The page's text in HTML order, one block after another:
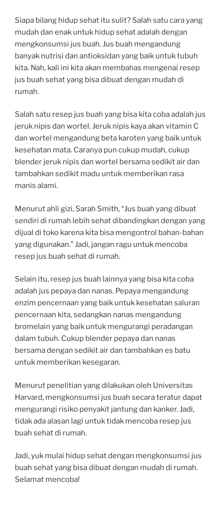
Siapa bilang hidup sehat itu sulit? Salah satu cara yang
mudah dan enak untuk hidup sehat adalah dengan
mengkonsumsi jus buah. Jus buah mengandung
banyak nutrisi dan antioksidan yang baik untuk tubuh
kita. Nah, kali ini kita akan membahas mengenai resep
jus buah sehat yang bisa dibuat dengan mudah di
rumah.
Salah satu resep jus buah yang bisa kita coba adalah jus
jeruk nipis dan wortel. Jeruk nipis kaya akan vitamin C
dan wortel mengandung beta karoten yang baik untuk
kesehatan mata. Caranya pun cukup mudah, cukup
blender jeruk nipis dan wortel bersama sedikit air dan
tambahkan sedikit madu untuk memberikan rasa
manis alami.
Menurut ahli gizi, Sarah Smith, “Jus buah yang dibuat
sendiri di rumah lebih sehat dibandingkan dengan yang
dijual di toko karena kita bisa mengontrol bahan-bahan
yang digunakan.” Jadi, jangan ragu untuk mencoba
resep jus buah sehat di rumah.
Selain itu, resep jus buah lainnya yang bisa kita coba
adalah jus pepaya dan nanas. Pepaya mengandung
enzim pencernaan yang baik untuk kesehatan saluran
pencernaan kita, sedangkan nanas mengandung
bromelain yang baik untuk mengurangi peradangan
dalam tubuh. Cukup blender pepaya dan nanas
bersama dengan sedikit air dan tambahkan es batu
untuk memberikan kesegaran.
Menurut penelitian yang dilakukan oleh Universitas
Harvard, mengkonsumsi jus buah secara teratur dapat
mengurangi risiko penyakit jantung dan kanker. Jadi,
tidak ada alasan lagi untuk tidak mencoba resep jus
buah sehat di rumah.
Jadi, yuk mulai hidup sehat dengan mengkonsumsi jus
buah sehat yang bisa dibuat dengan mudah di rumah.
Selamat mencoba!